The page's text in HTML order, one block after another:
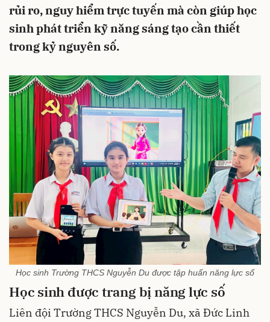
rủi ro, nguy hiểm trực tuyến mà còn giúp học
sinh phát triển kỹ năng sáng tạo cần thiết
trong kỷ nguyên số.
Học sinh Trường THCS Nguyễn Du được tập huấn năng lực số
Học sinh được trang bị năng lực số
Liên đội Trường THCS Nguyễn Du, xã Đức Linh